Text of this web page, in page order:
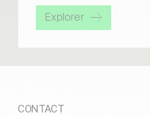
Explorer
CONTACT